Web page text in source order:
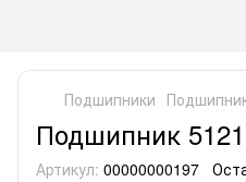
Подшипники
Подшипник
Артикул: 00000000197